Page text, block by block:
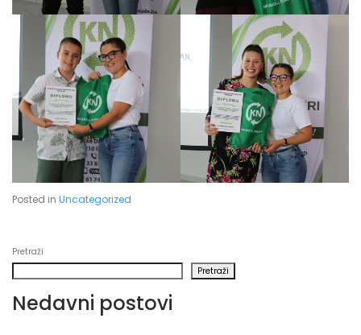
Posted in Uncategorized
Pretraži
Pretraži
Nedavni postovi